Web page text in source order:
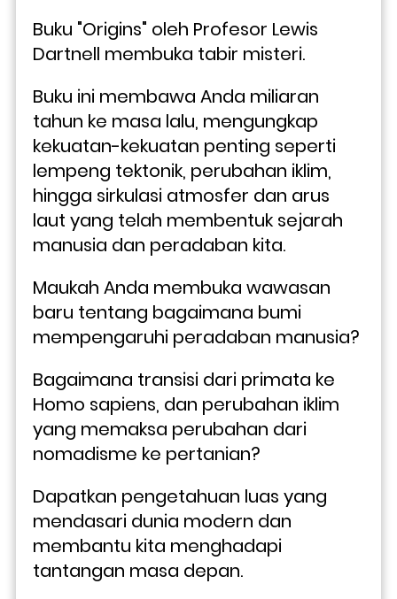
Buku "Origins" oleh Profesor Lewis
Dartnell membuka tabir misteri.
Buku ini membawa Anda miliaran
tahun ke masa lalu, mengungkap
kekuatan-kekuatan penting seperti
lempeng tektonik, perubahan iklim,
hingga sirkulasi atmosfer dan arus
laut yang telah membentuk sejarah
manusia dan peradaban kita.
Maukah Anda membuka wawasan
baru tentang bagaimana bumi
mempengaruhi peradaban manusia?
Bagaimana transisi dari primata ke
Homo sapiens, dan perubahan iklim
yang memaksa perubahan dari
nomadisme ke pertanian?
Dapatkan pengetahuan luas yang
mendasari dunia modern dan
membantu kita menghadapi
tantangan masa depan.